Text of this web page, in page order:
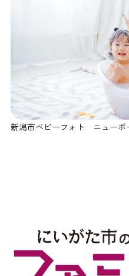
新潟市ベビーフォト ニュー